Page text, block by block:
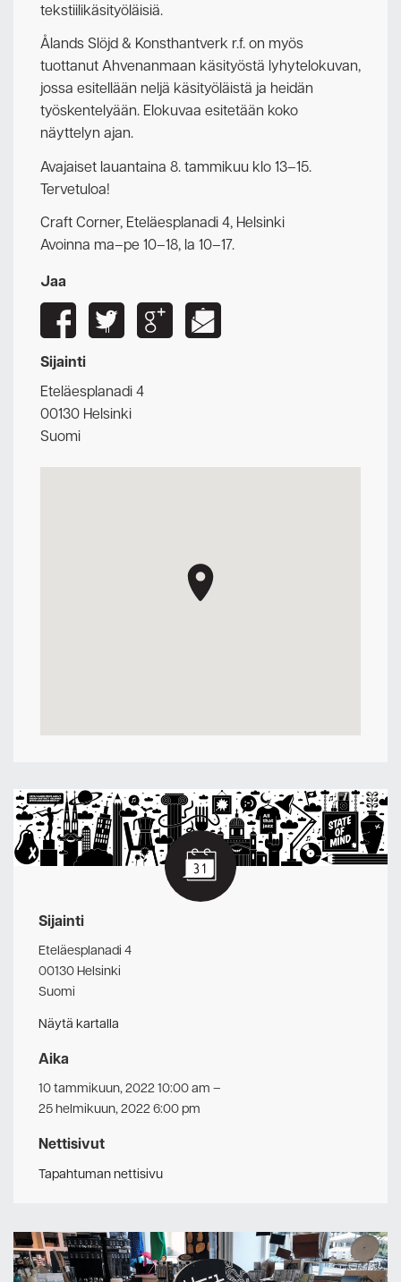
tekstiilikäsityöläisiä.
Ålands Slöjd & Konsthantverk r.f. on myös
tuottanut Ahvenanmaan käsityöstä lyhytelokuvan,
jossa esitellään neljä käsityöläistä ja heidän
työskentelyään. Elokuvaa esitetään koko
näyttelyn ajan.
Avajaiset lauantaina 8. tammikuu klo 13–15.
Tervetuloa!
Craft Corner, Eteläesplanadi 4, Helsinki
Avoinna ma–pe 10–18, la 10–17.
Jaa
Sijainti
Eteläesplanadi 4
00130 Helsinki
Suomi
Sijainti
Eteläesplanadi 4
00130 Helsinki
Suomi
Näytä kartalla
Aika
10 tammikuun, 2022 10:00 am –
25 helmikuun, 2022 6:00 pm
Nettisivut
Tapahtuman nettisivu